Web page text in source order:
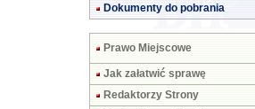
Dokumenty do pobrania
Prawo Miejscowe
Jak załatwić sprawę
Redaktorzy Strony